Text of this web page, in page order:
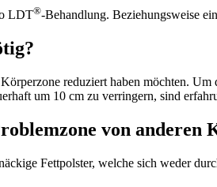
LDT®-Behandlung. Beziehungsweise
reduziert haben möchten.
um 10 cm zu verringern, sind
von anderen
Fettpolster, welche sich weder